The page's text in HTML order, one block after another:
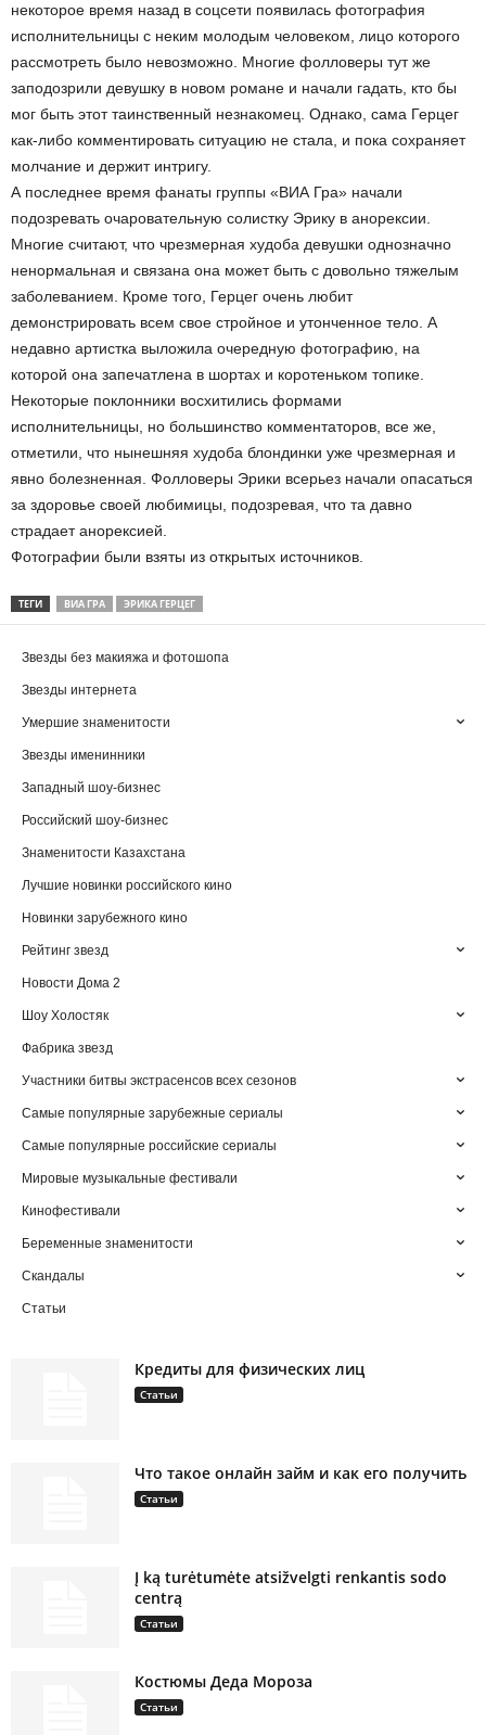
некоторое время назад в соцсети появилась фотография
исполнительницы с неким молодым человеком, лицо которого
рассмотреть было невозможно. Многие фолловеры тут же
заподозрили девушку в новом романе и начали гадать, кто бы
мог быть этот таинственный незнакомец. Однако, сама Герцег
как-либо комментировать ситуацию не стала, и пока сохраняет
молчание и держит интригу.
А последнее время фанаты группы «ВИА Гра» начали
подозревать очаровательную солистку Эрику в анорексии.
Многие считают, что чрезмерная худоба девушки однозначно
ненормальная и связана она может быть с довольно тяжелым
заболеванием. Кроме того, Герцег очень любит
демонстрировать всем свое стройное и утонченное тело. А
недавно артистка выложила очередную фотографию, на
которой она запечатлена в шортах и коротеньком топике.
Некоторые поклонники восхитились формами
исполнительницы, но большинство комментаторов, все же,
отметили, что нынешняя худоба блондинки уже чрезмерная и
явно болезненная. Фолловеры Эрики всерьез начали опасаться
за здоровье своей любимицы, подозревая, что та давно
страдает анорексией.
Фотографии были взяты из открытых источников.
ТЕГИ ВИА ГРА ЭРИКА ГЕРЦЕГ
Звезды без макияжа и фотошопа
Звезды интернета
Умершие знаменитости
Звезды именинники
Западный шоу-бизнес
Российский шоу-бизнес
Знаменитости Казахстана
Лучшие новинки российского кино
Новинки зарубежного кино
Рейтинг звезд
Новости Дома 2
Шоу Холостяк
Фабрика звезд
Участники битвы экстрасенсов всех сезонов
Самые популярные зарубежные сериалы
Самые популярные российские сериалы
Мировые музыкальные фестивали
Кинофестивали
Беременные знаменитости
Скандалы
Статьи
Кредиты для физических лиц
Статьи
Что такое онлайн займ и как его получить
Статьи
Į ką turėtumėte atsižvelgti renkantis sodo
centrą
Статьи
Костюмы Деда Мороза
Статьи